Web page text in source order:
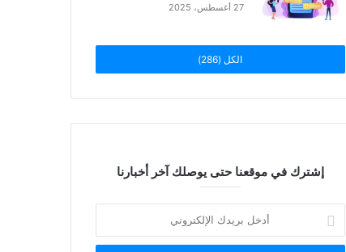
27 أغسطس، 2025
الكل (286)
إشترك في موقعنا حتى يوصلك آخر أخبارنا
بريدك
الإلكتروني